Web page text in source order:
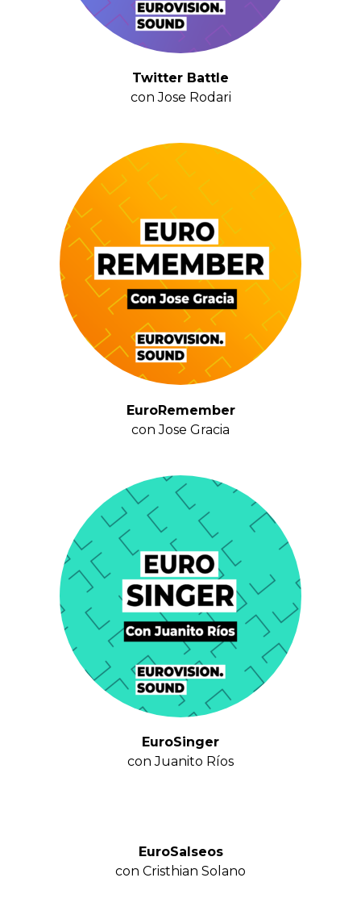
Twitter Battle
con Jose Rodari
EuroRemember
con Jose Gracia
EuroSinger
con Juanito Ríos
EuroSalseos
con Cristhian Solano